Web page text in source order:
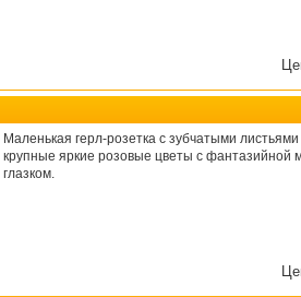
Маленькая герл-розетка с зубчатыми
крупные яркие розовые цветы с фантазийной
глазком.